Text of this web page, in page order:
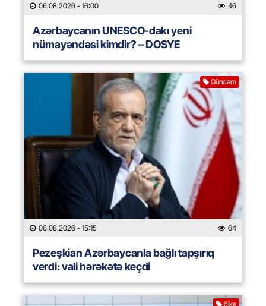
06.08.2026 - 16:00 46
Azərbaycanın UNESCO-dakı yeni
nümayəndəsi kimdir? – DOSYE
Gündəm
06.08.2026 - 15:15 64
Pezeşkian Azərbaycanla bağlı tapşırıq
verdi: vali hərəkətə keçdi
ölkə